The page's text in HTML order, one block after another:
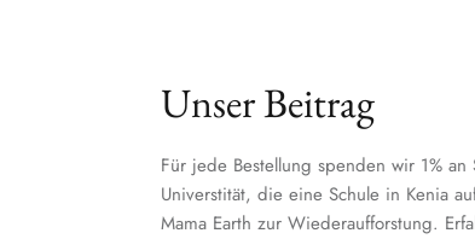
Unser Beitrag
Für jede Bestellung spenden wir 1%
Universtität, die eine Schule in Kenia
Mama Earth zur Wiederaufforstung.